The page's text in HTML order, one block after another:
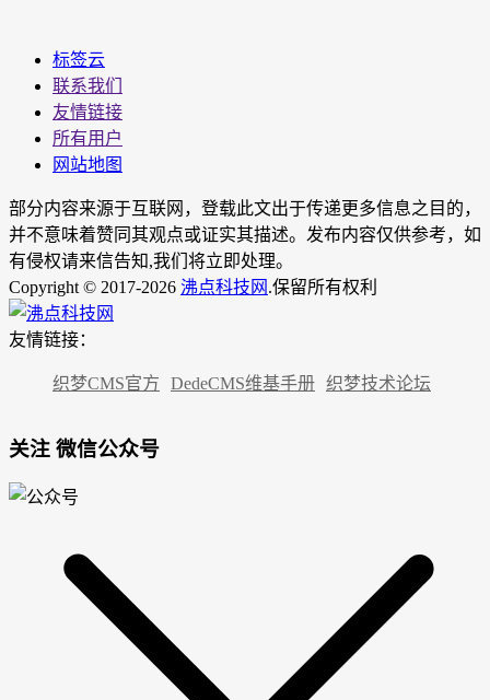
标签云
联系我们
友情链接
所有用户
网站地图
部分内容来源于互联网，登载此文出于传递更多信息之目的，
并不意味着赞同其观点或证实其描述。发布内容仅供参考，如
有侵权请来信告知,我们将立即处理。
Copyright © 2017-2026 沸点科技网 .保留所有权利
友情链接：
织梦CMS官方 DedeCMS维基手册 织梦技术论坛
关注 微信公众号